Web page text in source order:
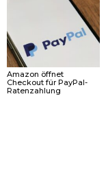
Amazon öffnet
Checkout für PayPal-
Ratenzahlung